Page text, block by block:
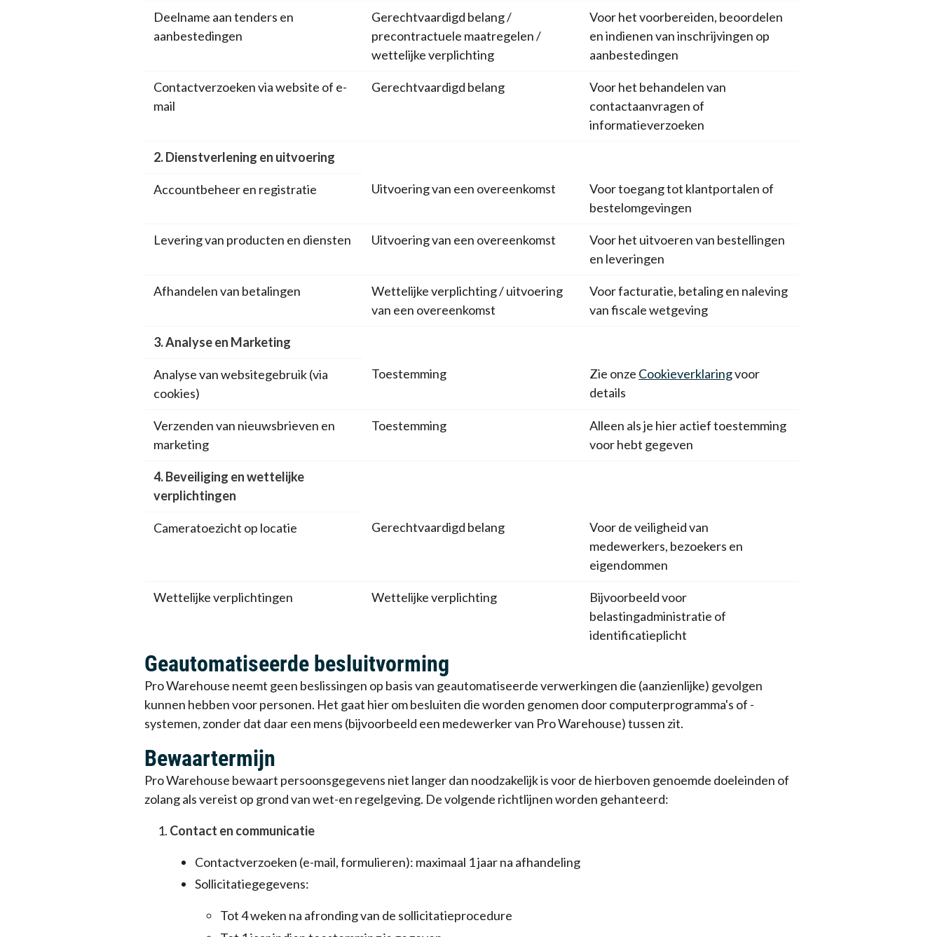
Deelname aan tenders en
aanbestedingen
Gerechtvaardigd belang /
precontractuele maatregelen /
wettelijke verplichting
Voor het voorbereiden, beoordelen
en indienen van inschrijvingen op
aanbestedingen
Contactverzoeken via website of e-
mail
Gerechtvaardigd belang
Voor het behandelen van
contactaanvragen of
informatieverzoeken
2. Dienstverlening en uitvoering
Accountbeheer en registratie Uitvoering van een overeenkomst
Voor toegang tot klantportalen of
bestelomgevingen
Levering van producten en diensten Uitvoering van een overeenkomst
Voor het uitvoeren van bestellingen
en leveringen
Afhandelen van betalingen
Wettelijke verplichting / uitvoering
van een overeenkomst
Voor facturatie, betaling en naleving
van fiscale wetgeving
3. Analyse en Marketing
Analyse van websitegebruik (via
cookies)
Toestemming Zie onze Cookieverklaringvoor
details
Verzenden van nieuwsbrieven en
marketing
Toestemming
Alleen als je hier actief toestemming
voor hebt gegeven
4. Beveiliging en wettelijke
verplichtingen
Cameratoezicht op locatie Gerechtvaardigd belang
Voor de veiligheid van
medewerkers, bezoekers en
eigendommen
Wettelijke verplichtingen Wettelijke verplichting
Bijvoorbeeld voor
belastingadministratie of
identificatieplicht
Geautomatiseerde besluitvorming
Pro Warehouse neemt geen beslissingen op basis van geautomatiseerde verwerkingen die (aanzienlijke) gevolgen
kunnen hebben voor personen. Het gaat hier om besluiten die worden genomen door computerprogramma's of -
systemen, zonder dat daar een mens (bijvoorbeeld een medewerker van Pro Warehouse) tussen zit.
Bewaartermijn
Pro Warehouse bewaart persoonsgegevens niet langer dan noodzakelijk is voor de hierboven genoemde doeleinden of
zolang als vereist op grond van wet-en regelgeving. De volgende richtlijnen worden gehanteerd:
Contact en communicatie
Contactverzoeken (e-mail, formulieren): maximaal 1 jaar na afhandeling
Sollicitatiegegevens:
Tot 4 weken na afronding van de sollicitatieprocedure